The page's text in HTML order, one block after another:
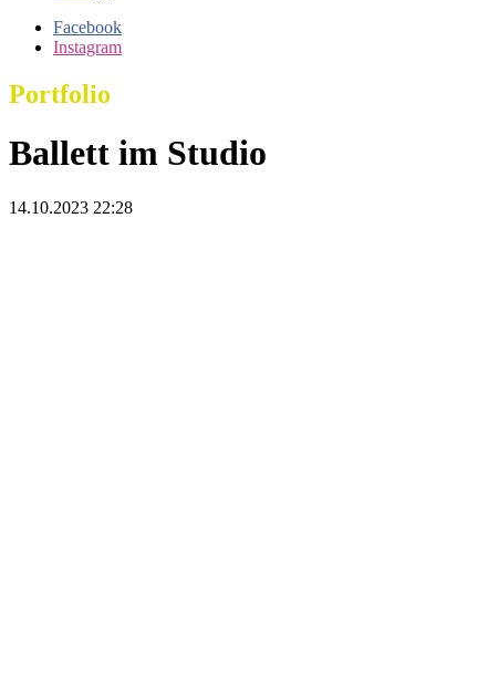
Facebook
Instagram
Portfolio
Ballett im Studio
14.10.2023 22:28